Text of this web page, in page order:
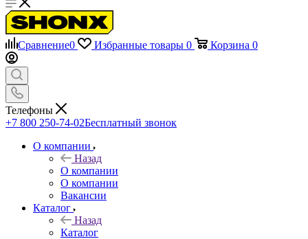
Сравнение0 Избранные товары 0 Корзина 0
Телефоны
+7 800 250-74-02Бесплатный звонок
О компании
Назад
О компании
О компании
Вакансии
Каталог
Назад
Каталог